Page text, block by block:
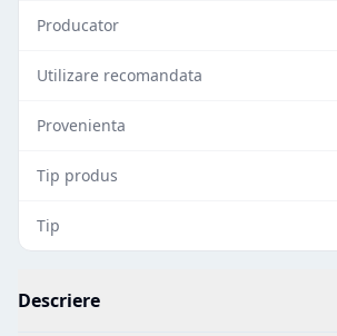
Producator
Utilizare recomandata
Provenienta
Tip produs
Tip
Descriere